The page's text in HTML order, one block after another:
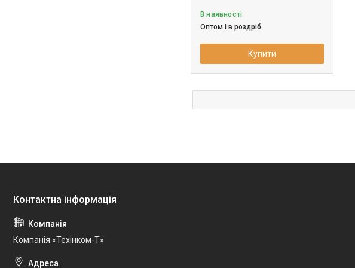
В наявності
Оптом і в роздріб
Купити
Компанія «Техінком-Т»